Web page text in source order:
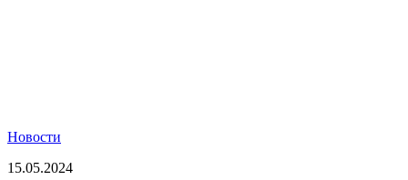
Новости
15.05.2024